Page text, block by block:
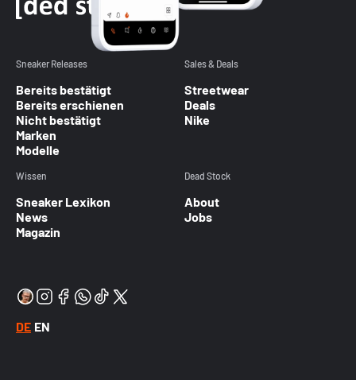
Sneaker Releases
Bereits bestätigt
Bereits erschienen
Nicht bestätigt
Marken
Modelle
Sales & Deals
Streetwear
Deals
Nike
Wissen
Sneaker Lexikon
News
Magazin
Dead Stock
About
Jobs
DE EN